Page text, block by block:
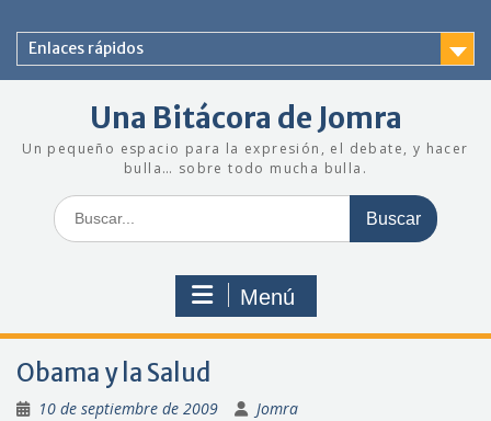
contenido
Enlaces rápidos
Una Bitácora de Jomra
Un pequeño espacio para la expresión, el debate, y hacer
bulla… sobre todo mucha bulla.
Buscar:
Menú
Obama y la Salud
10 de septiembre de 2009 Jomra